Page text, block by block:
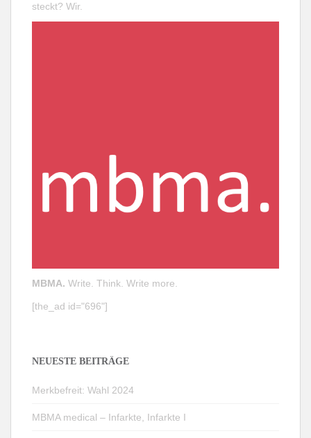
steckt? Wir.
MBMA. Write. Think. Write more.
[the_ad id="696"]
NEUESTE BEITRÄGE
Merkbefreit: Wahl 2024
MBMA medical – Infarkte, Infarkte I